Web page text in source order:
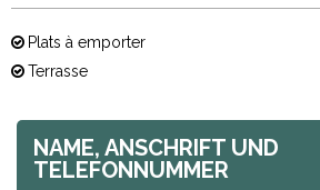
Plats à emporter
Terrasse
NAME, ANSCHRIFT UND
TELEFONNUMMER